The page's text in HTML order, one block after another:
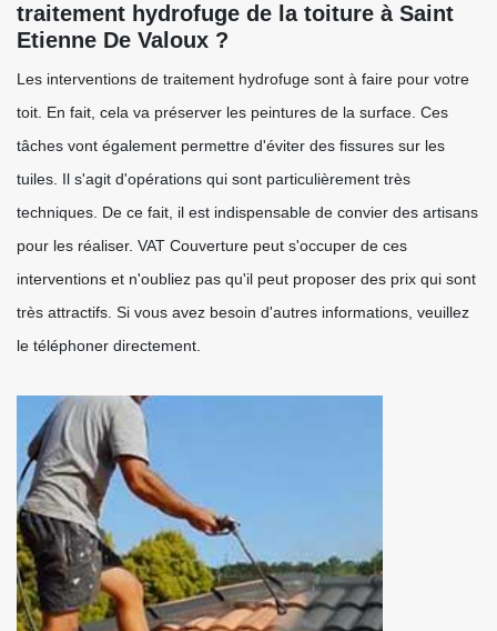
traitement hydrofuge de la toiture à Saint
Etienne De Valoux ?
Les interventions de traitement hydrofuge sont à faire pour votre
toit. En fait, cela va préserver les peintures de la surface. Ces
tâches vont également permettre d'éviter des fissures sur les
tuiles. Il s'agit d'opérations qui sont particulièrement très
techniques. De ce fait, il est indispensable de convier des artisans
pour les réaliser. VAT Couverture peut s'occuper de ces
interventions et n'oubliez pas qu'il peut proposer des prix qui sont
très attractifs. Si vous avez besoin d'autres informations, veuillez
le téléphoner directement.